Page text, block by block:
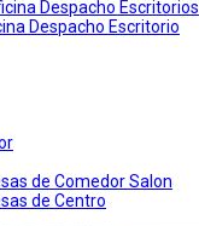
Despacho Escritorios
Despacho Escritorio
de Comedor Salon
de Centro